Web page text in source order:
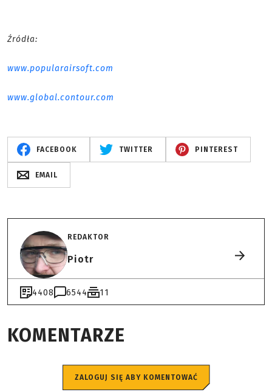
Źródła:
www.popularairsoft.com
www.global.contour.com
FACEBOOK TWITTER PINTEREST
EMAIL
REDAKTOR
Piotr
4408 6544 11
KOMENTARZE
ZALOGUJ SIĘ ABY KOMENTOWAĆ